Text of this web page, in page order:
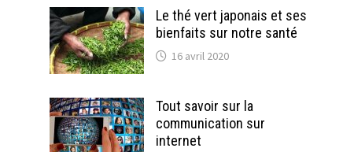
Le thé vert japonais et ses
bienfaits sur notre santé
16 avril 2020
Tout savoir sur la
communication sur
internet